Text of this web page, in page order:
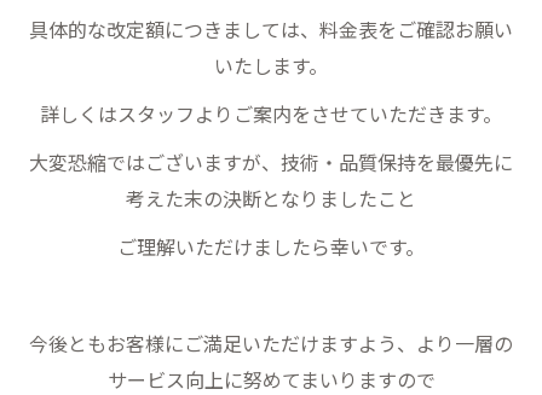
具体的な改定額につきましては、料金表をご確認お願い
いたします。
詳しくはスタッフよりご案内をさせていただきます。
大変恐縮ではございますが、技術・品質保持を最優先に
考えた末の決断となりましたこと
ご理解いただけましたら幸いです。
今後ともお客様にご満足いただけますよう、より一層の
サービス向上に努めてまいりますので